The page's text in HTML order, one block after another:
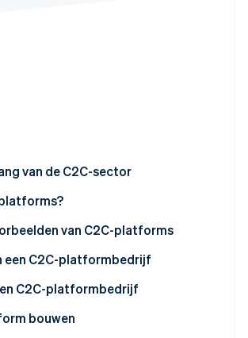
Stripe Sessions 2026
Ontdek hoe Stripe de economische
van andere businessmodellen
van de C2C-sector
van C2C-platforms
een C2C-platformbedrijf
bedrijven
gebruikers
C2C-platformbedrijf
bouwen